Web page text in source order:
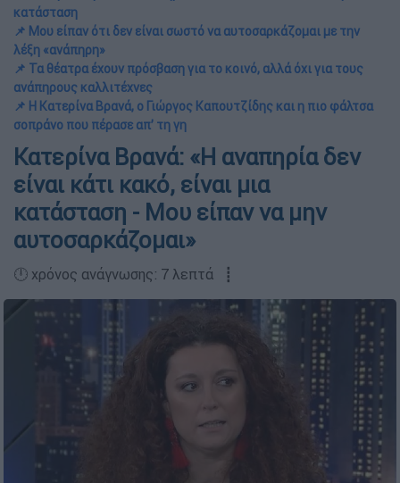
κατάσταση
📌 Μου είπαν ότι δεν είναι σωστό να αυτοσαρκάζομαι με την
λέξη «ανάπηρη»
📌 Τα θέατρα έχουν πρόσβαση για το κοινό, αλλά όχι για τους
ανάπηρους καλλιτέχνες
📌 Η Κατερίνα Βρανά, ο Γιώργος Καπουτζίδης και η πιο φάλτσα
σοπράνο που πέρασε απ’ τη γη
Κατερίνα Βρανά: «Η αναπηρία δεν
είναι κάτι κακό, είναι μια
κατάσταση - Μου είπαν να μην
αυτοσαρκάζομαι»
🕛 χρόνος ανάγνωσης: 7 λεπτά ┋